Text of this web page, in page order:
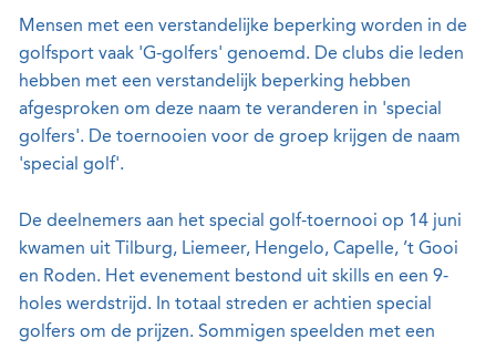
Mensen met een verstandelijke beperking worden in de
golfsport vaak 'G-golfers' genoemd. De clubs die leden
hebben met een verstandelijk beperking hebben
afgesproken om deze naam te veranderen in 'special
golfers'. De toernooien voor de groep krijgen de naam
'special golf'.
De deelnemers aan het special golf-toernooi op 14 juni
kwamen uit Tilburg, Liemeer, Hengelo, Capelle, ’t Gooi
en Roden. Het evenement bestond uit skills en een 9-
holes werdstrijd. In totaal streden er achtien special
golfers om de prijzen. Sommigen speelden met een